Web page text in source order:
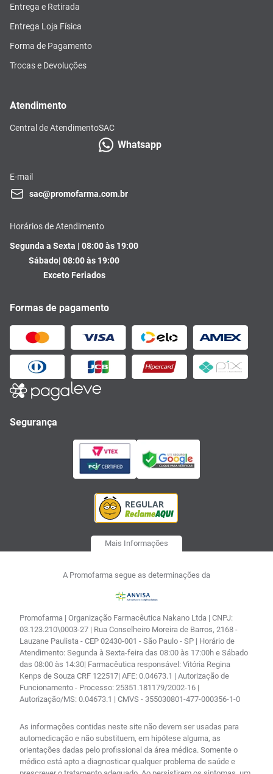
Entrega e Retirada
Entrega Loja Física
Forma de Pagamento
Trocas e Devoluções
Atendimento
Central de AtendimentoSAC
Whatsapp
E-mail
sac@promofarma.com.br
Horários de Atendimento
Segunda a Sexta | 08:00 às 19:00
Sábado| 08:00 às 19:00
Exceto Feriados
Formas de pagamento
Segurança
Mais Informações
A Promofarma segue as determinações da
Promofarma | Organização Farmacêutica Nakano Ltda | CNPJ:
03.123.210\0003-27 | Rua Conselheiro Moreira de Barros, 2168 -
Lauzane Paulista - CEP 02430-001 - São Paulo - SP | Horário de
Atendimento: Segunda à Sexta-feira das 08:00 às 17:00h e Sábado
das 08:00 às 14:30| Farmacêutica responsável: Vitória Regina
Kenps de Souza CRF 122517| AFE: 0.04673.1 | Autorização de
Funcionamento - Processo: 25351.181179/2002-16 |
Autorização/MS: 0.04673.1 | CMVS - 355030801-477-000356-1-0
As informações contidas neste site não devem ser usadas para
automedicação e não substituem, em hipótese alguma, as
orientações dadas pelo profissional da área médica. Somente o
médico está apto a diagnosticar qualquer problema de saúde e